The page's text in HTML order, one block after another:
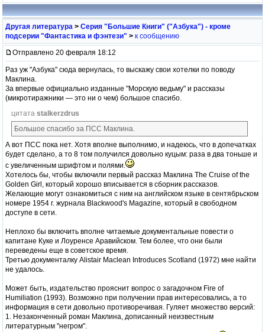
Другая литература > Серия "Большие Книги" ("Азбука") - кроме
подсерии "Фантастика и фэнтези" > к сообщению
Отправлено 20 февраля 18:12
Раз уж "Азбука" сюда вернулась, то выскажу свои хотелки по поводу
Маклина.
За впервые официально изданные "Морскую ведьму" и рассказы
(микротиражники — это ни о чем) большое спасибо.
цитата stalkerzdrus
Большое спасибо за ПСС Маклина.
А вот ПСС пока нет. Хотя вполне выполнимо, и надеюсь, что в допечатках
будет сделано, а то 8 том получился довольно куцым: раза в два тоньше и
с увеличенным шрифтом и полями.
Хотелось бы, чтобы включили первый рассказ Маклина The Cruise of the
Golden Girl, который хорошо вписывается в сборник рассказов.
Желающие могут ознакомиться с ним на английском языке в сентябрьском
номере 1954 г. журнала Blackwood's Magazine, который в свободном
доступе в сети.
Неплохо бы включить вполне читаемые документальные повести о
капитане Куке и Лоуренсе Аравийском. Тем более, что они были
переведены еще в советское время.
Третью документалку Alistair Maclean Introduces Scotland (1972) мне найти
не удалось.
Может быть, издательство прояснит вопрос о загадочном Fire of
Humiliation (1993). Возможно при получении прав интересовались, а то
информация в сети довольно противоречивая. Гуляет множество версий:
1. Незаконченный роман Маклина, дописанный неизвестным
литературным "негром".